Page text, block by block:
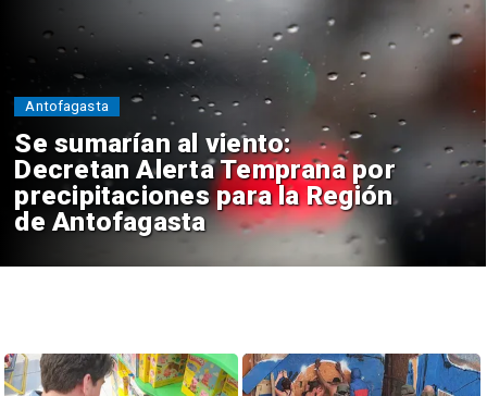
Se sumarían al viento:
Decretan Alerta Temprana por
precipitaciones para la Región
de Antofagasta
Antofagasta